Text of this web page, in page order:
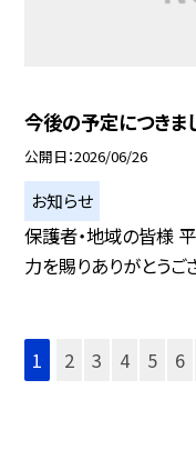
今後の予定につきま
公開日 2026/06/26
お知らせ
保護者・地域の皆様
力を賜りありがとうご
1 2 3 4 5 6